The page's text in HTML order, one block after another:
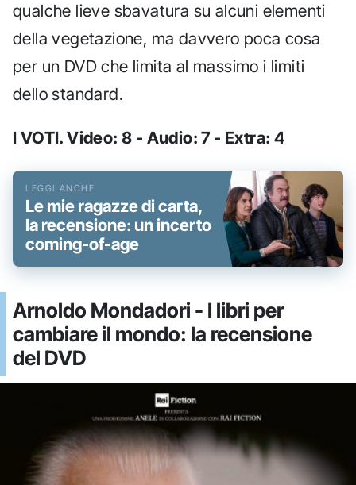
qualche lieve sbavatura su alcuni elementi
della vegetazione, ma davvero poca cosa
per un DVD che limita al massimo i limiti
dello standard.
I VOTI. Video: 8 - Audio: 7 - Extra: 4
Le mie ragazze di carta,
la recensione: un incerto
coming-of-age
Arnoldo Mondadori - I libri per
cambiare il mondo: la recensione
del DVD